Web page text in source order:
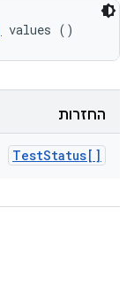
values ()
החזרות
TestStatus[]